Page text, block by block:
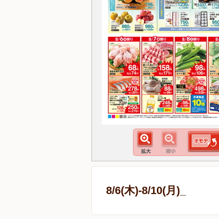
8/6(木)-8/10(月)_